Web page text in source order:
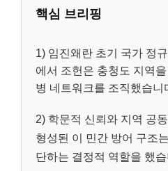
핵심 브리핑
1) 임진왜란 초기 국가 정
에서 조헌은 충청도 지역
병 네트워크를 조직했습니
2) 학문적 신뢰와 지역 공
형성된 이 민간 방어 구조
단하는 결정적 역할을 했